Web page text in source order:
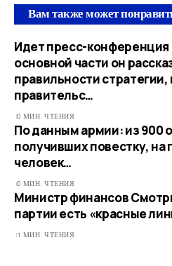
Вам также может
Идет пресс-конференция
основной части он
правильности
правительс…
0 МИН. ЧТЕНИЯ
По данным армии: из 900
получивших повестку,
человек…
0 МИН. ЧТЕНИЯ
Министр финансов
партии есть «красные
1 МИН. ЧТЕНИЯ